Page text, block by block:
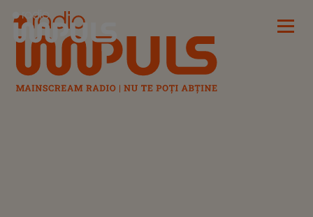
Radio Impuls